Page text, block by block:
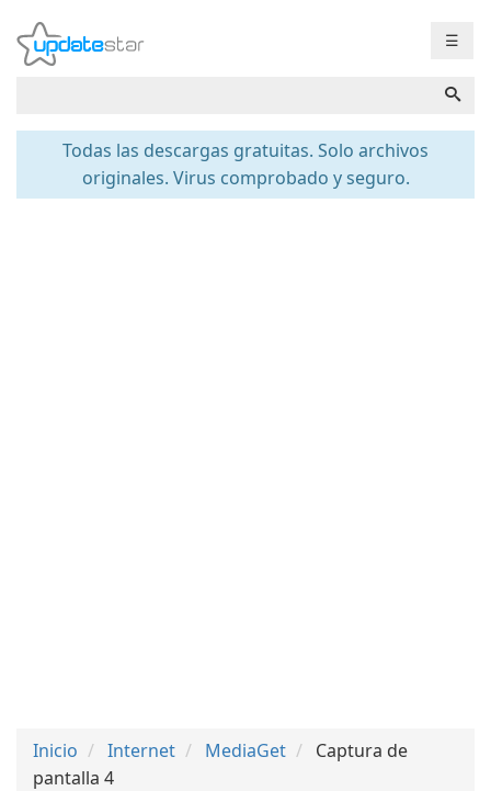
☰
Todas las descargas gratuitas. Solo archivos
originales. Virus comprobado y seguro.
Inicio Internet MediaGet
Captura de
pantalla 4